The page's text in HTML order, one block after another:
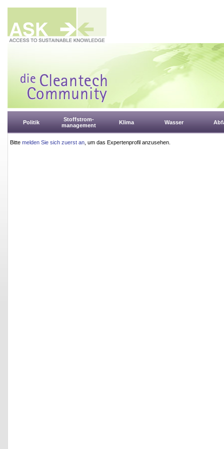
Politik
Stoffstrom-
management
Klima Wasser
Bitte melden Sie sich zuerst an , um das Expertenprofil anzusehen.